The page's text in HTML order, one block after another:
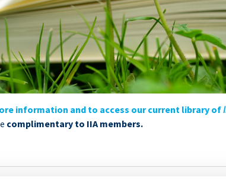
information and to access our current library of
complimentary to IIA members.